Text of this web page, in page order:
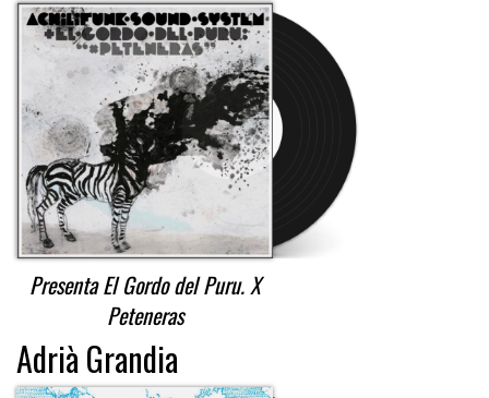
Presenta El Gordo del Puru. X
Peteneras
Adrià Grandia